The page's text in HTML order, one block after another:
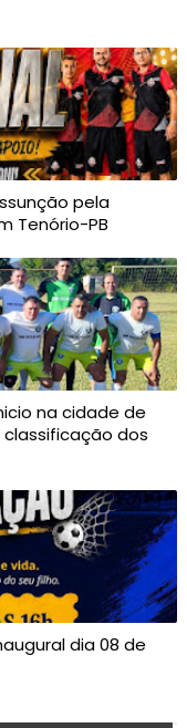
pela
Tenório-PB
na cidade de
classificação dos
dia 08 de